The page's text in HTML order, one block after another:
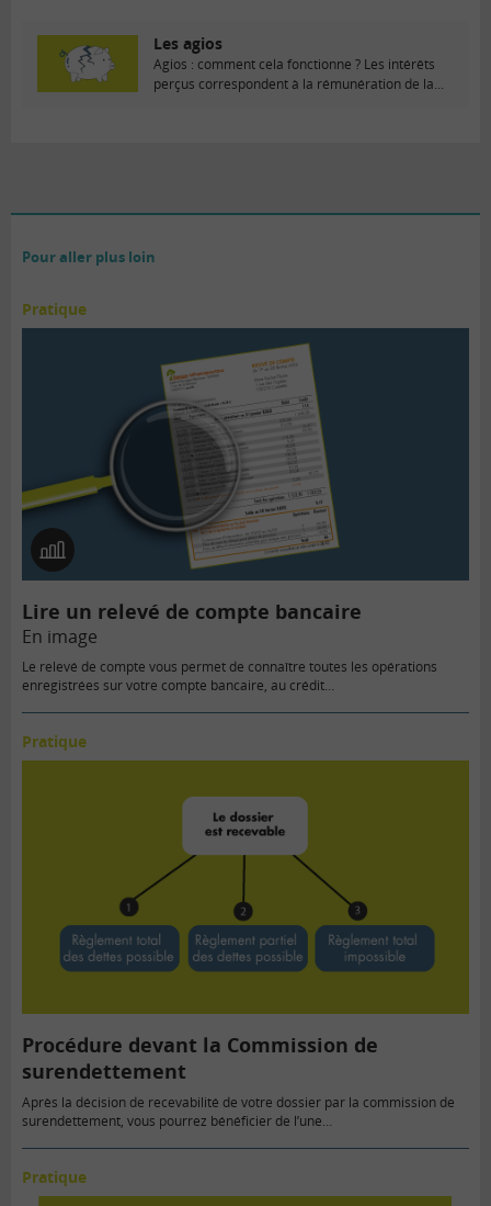
Les agios
Agios : comment cela fonctionne ? Les intérêts
perçus correspondent à la rémunération de la...
Pour aller plus loin
Pratique
En
image
Lire un relevé de compte bancaire
En image
Le relevé de compte vous permet de connaître toutes les opérations
enregistrées sur votre compte bancaire, au crédit…
Pratique
Procédure devant la Commission de
surendettement
Après la décision de recevabilité de votre dossier par la commission de
surendettement, vous pourrez bénéficier de l’une…
Pratique